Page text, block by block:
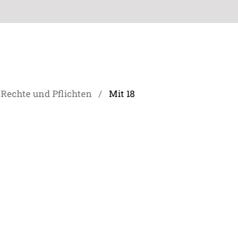
Rechte und Pflichten / Mit 18